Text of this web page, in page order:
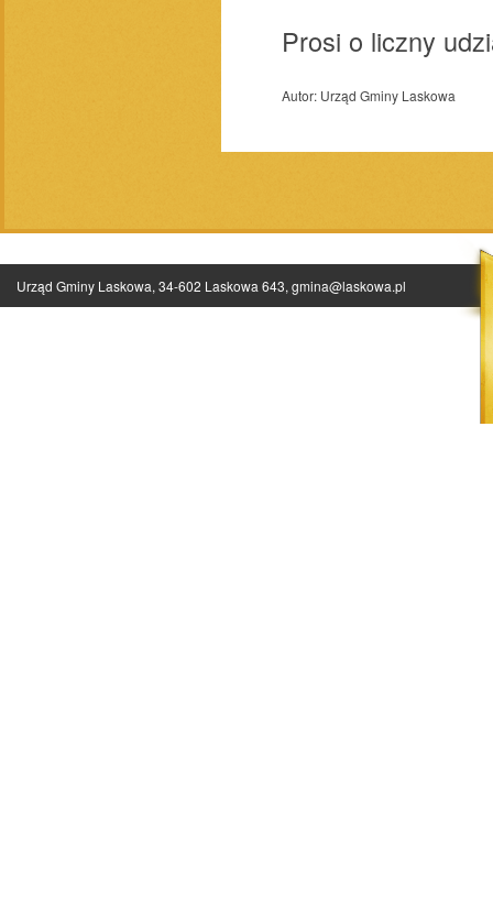
Prosi o liczny
Autor: Urząd Gminy Laskowa
Urząd Gminy Laskowa, 34-602 Laskowa 643, gmina@laskowa.pl